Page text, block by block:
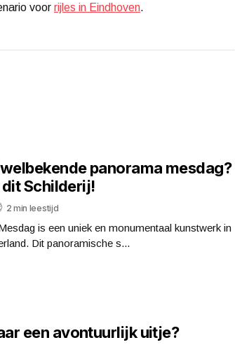
voor rijles in Eindhoven.
panorama mesdag?
Schilderij!
2 min leestijd
is een uniek en monumentaal kunstwerk in
Dit panoramische s...
een avontuurlijk uitje?